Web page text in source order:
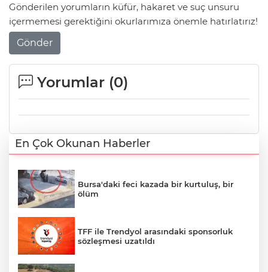
Gönderilen yorumların küfür, hakaret ve suç unsuru
içermemesi gerektiğini okurlarımıza önemle hatırlatırız!
Gönder
Yorumlar (0)
En Çok Okunan Haberler
Bursa'daki feci kazada bir kurtuluş, bir
ölüm
TFF ile Trendyol arasındaki sponsorluk
sözleşmesi uzatıldı